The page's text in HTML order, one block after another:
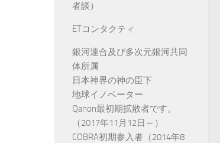
者談）
ETコンタクティ
銀河連合及び多次元銀河共同
体所属
日本神界の神の臣下
地球イノベーター
Qanon最初期拡散者です。
（2017年11月12日～）
COBRA初期参入者（2014年8